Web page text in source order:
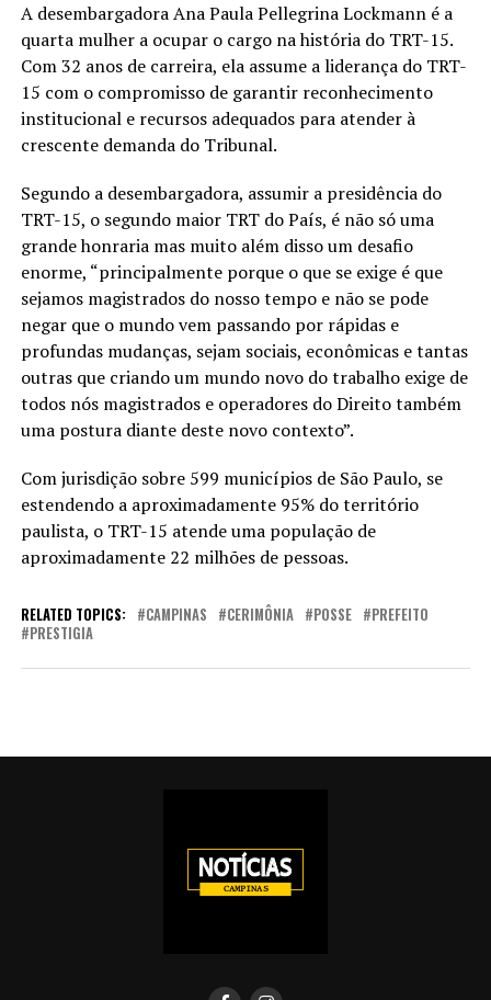
A desembargadora Ana Paula Pellegrina Lockmann é a
quarta mulher a ocupar o cargo na história do TRT-15.
Com 32 anos de carreira, ela assume a liderança do TRT-
15 com o compromisso de garantir reconhecimento
institucional e recursos adequados para atender à
crescente demanda do Tribunal.
Segundo a desembargadora, assumir a presidência do
TRT-15, o segundo maior TRT do País, é não só uma
grande honraria mas muito além disso um desafio
enorme, “principalmente porque o que se exige é que
sejamos magistrados do nosso tempo e não se pode
negar que o mundo vem passando por rápidas e
profundas mudanças, sejam sociais, econômicas e tantas
outras que criando um mundo novo do trabalho exige de
todos nós magistrados e operadores do Direito também
uma postura diante deste novo contexto”.
Com jurisdição sobre 599 municípios de São Paulo, se
estendendo a aproximadamente 95% do território
paulista, o TRT-15 atende uma população de
aproximadamente 22 milhões de pessoas.
RELATED TOPICS: CAMPINAS CERIMÔNIA POSSE
PREFEITO
PRESTIGIA